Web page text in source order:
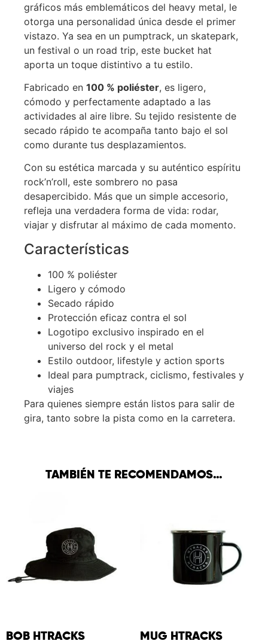
gráficos más emblemáticos del heavy metal, le
otorga una personalidad única desde el primer
vistazo. Ya sea en un pumptrack, un skatepark,
un festival o un road trip, este bucket hat
aporta un toque distintivo a tu estilo.
Fabricado en 100 % poliéster, es ligero,
cómodo y perfectamente adaptado a las
actividades al aire libre. Su tejido resistente de
secado rápido te acompaña tanto bajo el sol
como durante tus desplazamientos.
Con su estética marcada y su auténtico espíritu
rock’n’roll, este sombrero no pasa
desapercibido. Más que un simple accesorio,
refleja una verdadera forma de vida: rodar,
viajar y disfrutar al máximo de cada momento.
Características
100 % poliéster
Ligero y cómodo
Secado rápido
Protección eficaz contra el sol
Logotipo exclusivo inspirado en el
universo del rock y el metal
Estilo outdoor, lifestyle y action sports
Ideal para pumptrack, ciclismo, festivales y
viajes
Para quienes siempre están listos para salir de
gira, tanto sobre la pista como en la carretera.
TAMBIÉN TE RECOMENDAMOS…
BOB HTRACKS MUG HTRACKS